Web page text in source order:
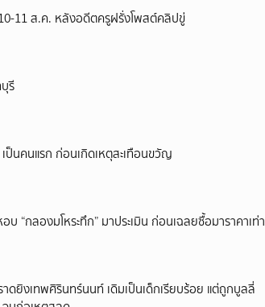
11 ส.ค. หลังอดีตครูฝรั่งโพสต์คลิปขู่
รี
ป็นคนแรก ก่อนเกิดเหตุสะเทือนขวัญ
“กลองมโหระทึก” มาประเมิน ก่อนเฉลยซื้อมาราคาเท่า
ดยิงเทพศิรินทร์นนท์ เดิมเป็นเด็กเรียบร้อย แต่ถูกบูลลี่